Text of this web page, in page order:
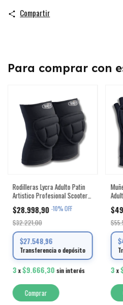
Compartir
Para comprar con
Rodilleras Lycra Adulto Patin
Artistico Profesional Scooter
Italy
$28.998,90-10%OFF
$32.221,00
$27.548,96
Transferencia o depósito
3 x$9.666,30 sin interés
Comprar
3x